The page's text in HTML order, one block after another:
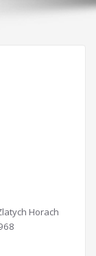
Horach